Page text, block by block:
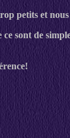
petits et
sont de